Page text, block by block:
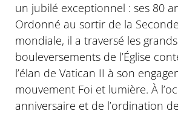
un jubilé exceptionnel : ses 80
Ordonné au sortir de la
mondiale, il a traversé les grands
bouleversements de l’Église
l’élan de Vatican II à son
mouvement Foi et lumière. À
anniversaire et de l’ordination